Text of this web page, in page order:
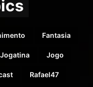
Fantasia
Jogatina Jogo
Rafael47